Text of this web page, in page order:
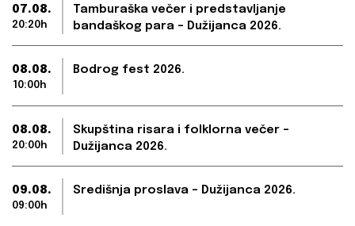
07.08.
20:20h
Tamburaška večer i predstavljanje
bandaškog para – Dužijanca 2026.
08.08.
10:00h
Bodrog fest 2026.
08.08.
20:00h
Skupština risara i folklorna večer –
Dužijanca 2026.
09.08.
09:00h
Središnja proslava – Dužijanca 2026.